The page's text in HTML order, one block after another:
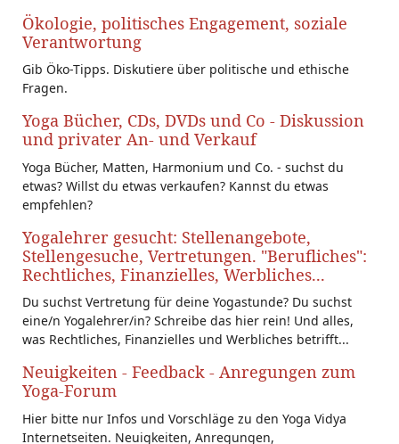
Ökologie, politisches Engagement, soziale
Verantwortung
Gib Öko-Tipps. Diskutiere über politische und ethische
Fragen.
Yoga Bücher, CDs, DVDs und Co - Diskussion
und privater An- und Verkauf
Yoga Bücher, Matten, Harmonium und Co. - suchst du
etwas? Willst du etwas verkaufen? Kannst du etwas
empfehlen?
Yogalehrer gesucht: Stellenangebote,
Stellengesuche, Vertretungen. "Berufliches":
Rechtliches, Finanzielles, Werbliches...
Du suchst Vertretung für deine Yogastunde? Du suchst
eine/n Yogalehrer/in? Schreibe das hier rein! Und alles,
was Rechtliches, Finanzielles und Werbliches betrifft...
Neuigkeiten - Feedback - Anregungen zum
Yoga-Forum
Hier bitte nur Infos und Vorschläge zu den Yoga Vidya
Internetseiten. Neuigkeiten, Anregungen,